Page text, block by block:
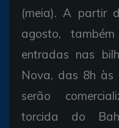
(meia). A partir
agosto,
entradas nas
Nova, das 8h às
serão
torcida do